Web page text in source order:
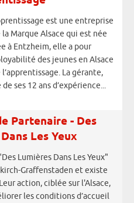
est une entreprise
Marque Alsace qui est née
à Entzheim, elle a pour
des jeunes en Alsace
La gérante,
ses 12 ans d’expérience...
Partenaire - Des
Les Yeux
Lumières Dans Les Yeux"
Graffenstaden et existe
action, ciblée sur l'Alsace,
les conditions d’accueil